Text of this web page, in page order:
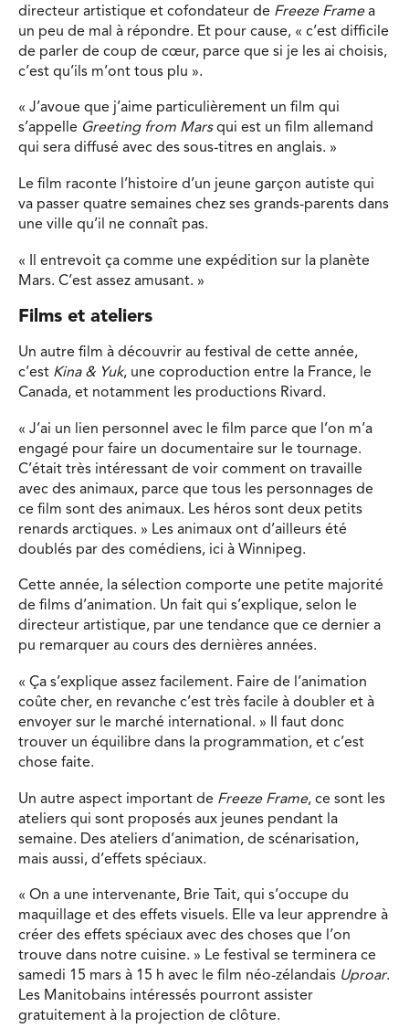
directeur artistique et cofondateur de Freeze Framea
un peu de mal à répondre. Et pour cause, « c’est difficile
de parler de coup de cœur, parce que si je les ai choisis,
c’est qu’ils m’ont tous plu ».
« J’avoue que j’aime particulièrement un film qui
s’appelle Greeting from Marsqui est un film allemand
qui sera diffusé avec des sous-titres en anglais. »
Le film raconte l’histoire d’un jeune garçon autiste qui
va passer quatre semaines chez ses grands-parents dans
une ville qu’il ne connaît pas.
« Il entrevoit ça comme une expédition sur la planète
Mars. C’est assez amusant. »
Films et ateliers
Un autre film à découvrir au festival de cette année,
c’est Kina & Yuk, une coproduction entre la France, le
Canada, et notamment les productions Rivard.
« J’ai un lien personnel avec le film parce que l’on m’a
engagé pour faire un documentaire sur le tournage.
C’était très intéressant de voir comment on travaille
avec des animaux, parce que tous les personnages de
ce film sont des animaux. Les héros sont deux petits
renards arctiques. » Les animaux ont d’ailleurs été
doublés par des comédiens, ici à Winnipeg.
Cette année, la sélection comporte une petite majorité
de films d’animation. Un fait qui s’explique, selon le
directeur artistique, par une tendance que ce dernier a
pu remarquer au cours des dernières années.
« Ça s’explique assez facilement. Faire de l’animation
coûte cher, en revanche c’est très facile à doubler et à
envoyer sur le marché international. » Il faut donc
trouver un équilibre dans la programmation, et c’est
chose faite.
Un autre aspect important de Freeze Frame, ce sont les
ateliers qui sont proposés aux jeunes pendant la
semaine. Des ateliers d’animation, de scénarisation,
mais aussi, d’effets spéciaux.
« On a une intervenante, Brie Tait, qui s’occupe du
maquillage et des effets visuels. Elle va leur apprendre à
créer des effets spéciaux avec des choses que l’on
trouve dans notre cuisine. » Le festival se terminera ce
samedi 15 mars à 15 h avec le film néo-zélandais Uproar.
Les Manitobains intéressés pourront assister
gratuitement à la projection de clôture.